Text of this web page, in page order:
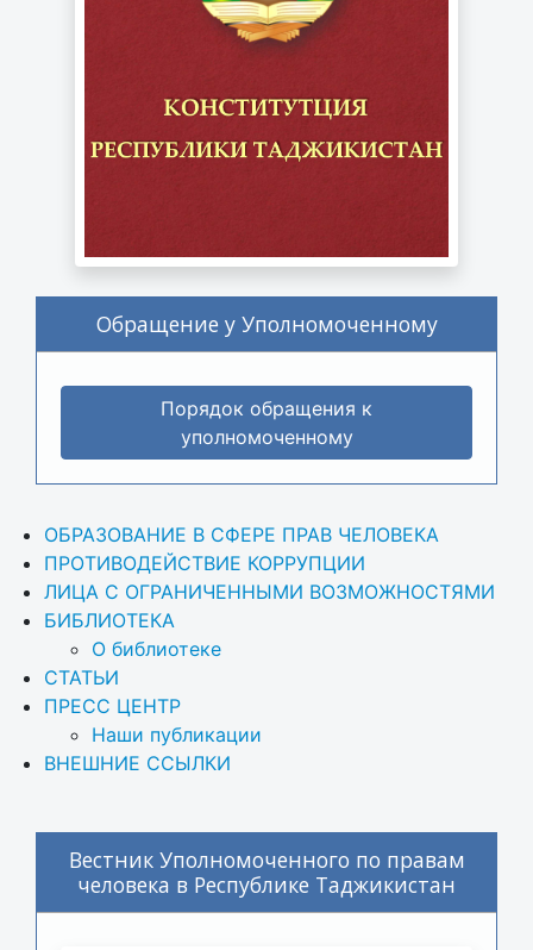
Обращение у Уполномоченному
Порядок обращения к
уполномоченному
ОБРАЗОВАНИЕ В СФЕРЕ ПРАВ ЧЕЛОВЕКА
ПРОТИВОДЕЙСТВИЕ КОРРУПЦИИ
ЛИЦА С ОГРАНИЧЕННЫМИ ВОЗМОЖНОСТЯМИ
БИБЛИОТЕКА
О библиотеке
СТАТЬИ
ПРЕСС ЦЕНТР
Наши публикации
ВНЕШНИЕ ССЫЛКИ
Вестник Уполномоченного по правам
человека в Республике Таджикистан